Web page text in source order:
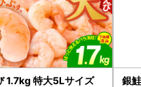
1.7kg 特大5Lサイズ
銀